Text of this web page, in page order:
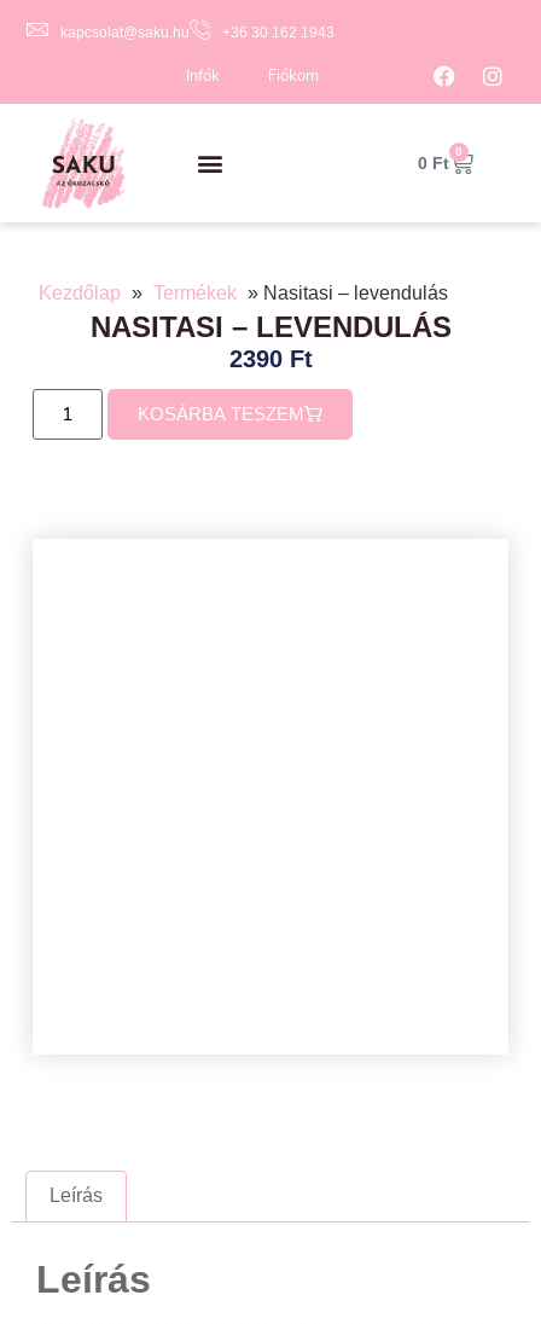
kapcsolat@saku.hu +36 30 162 1943
Infók Fiókom
0 Ft
0
Kezdőlap » Termékek » Nasitasi – levendulás
NASITASI – LEVENDULÁS
2390 Ft
KOSÁRBA TESZEM
Leírás
Leírás